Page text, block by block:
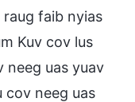
faib nyias
Kuv cov lus
neeg uas yuav
cov neeg uas